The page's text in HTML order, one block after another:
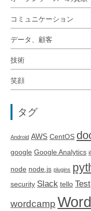
コミュニケーション
データ、顧客
技術
笑顔
タグ
Android AWS CentOS
google Google Analytics
node node.js plugins
security Slack tello Test
wordcamp